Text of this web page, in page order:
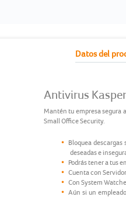
current
tab:
Datos del
Antivirus
Mantén tu empresa segura
Small Office Security.
Bloquea
deseadas e
Podrás tener a tus
Cuenta con
Con System
Aún si un